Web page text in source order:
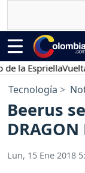
EspriellaVuelta a
Tecnología
Beerus
Lun, 15 Ene 2018